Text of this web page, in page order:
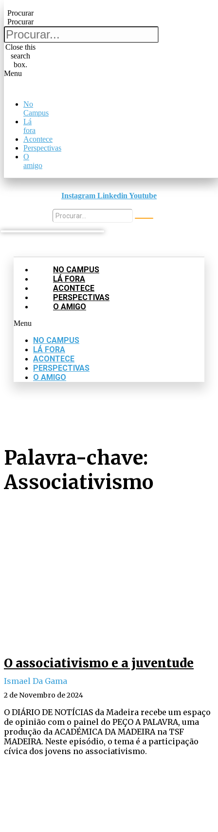
Procurar
Procurar
Close this
search
box.
Menu
No
Campus
Lá
fora
Acontece
Perspectivas
O
amigo
Procurar
Procurar
Close this
search
box.
No
Campus
Lá
fora
Acontece
Perspectivas
O
amigo
Instagram Linkedin Youtube
NO CAMPUS
LÁ FORA
ACONTECE
PERSPECTIVAS
O AMIGO
Menu
NO CAMPUS
LÁ FORA
ACONTECE
PERSPECTIVAS
O AMIGO
Palavra-chave:
Associativismo
O associativismo e a juventude
Ismael Da Gama
2 de Novembro de 2024
O DIÁRIO DE NOTÍCIAS da Madeira recebe um espaço
de opinião com o painel do PEÇO A PALAVRA, uma
produção da ACADÉMICA DA MADEIRA na TSF
MADEIRA. Neste episódio, o tema é a participação
cívica dos jovens no associativismo.